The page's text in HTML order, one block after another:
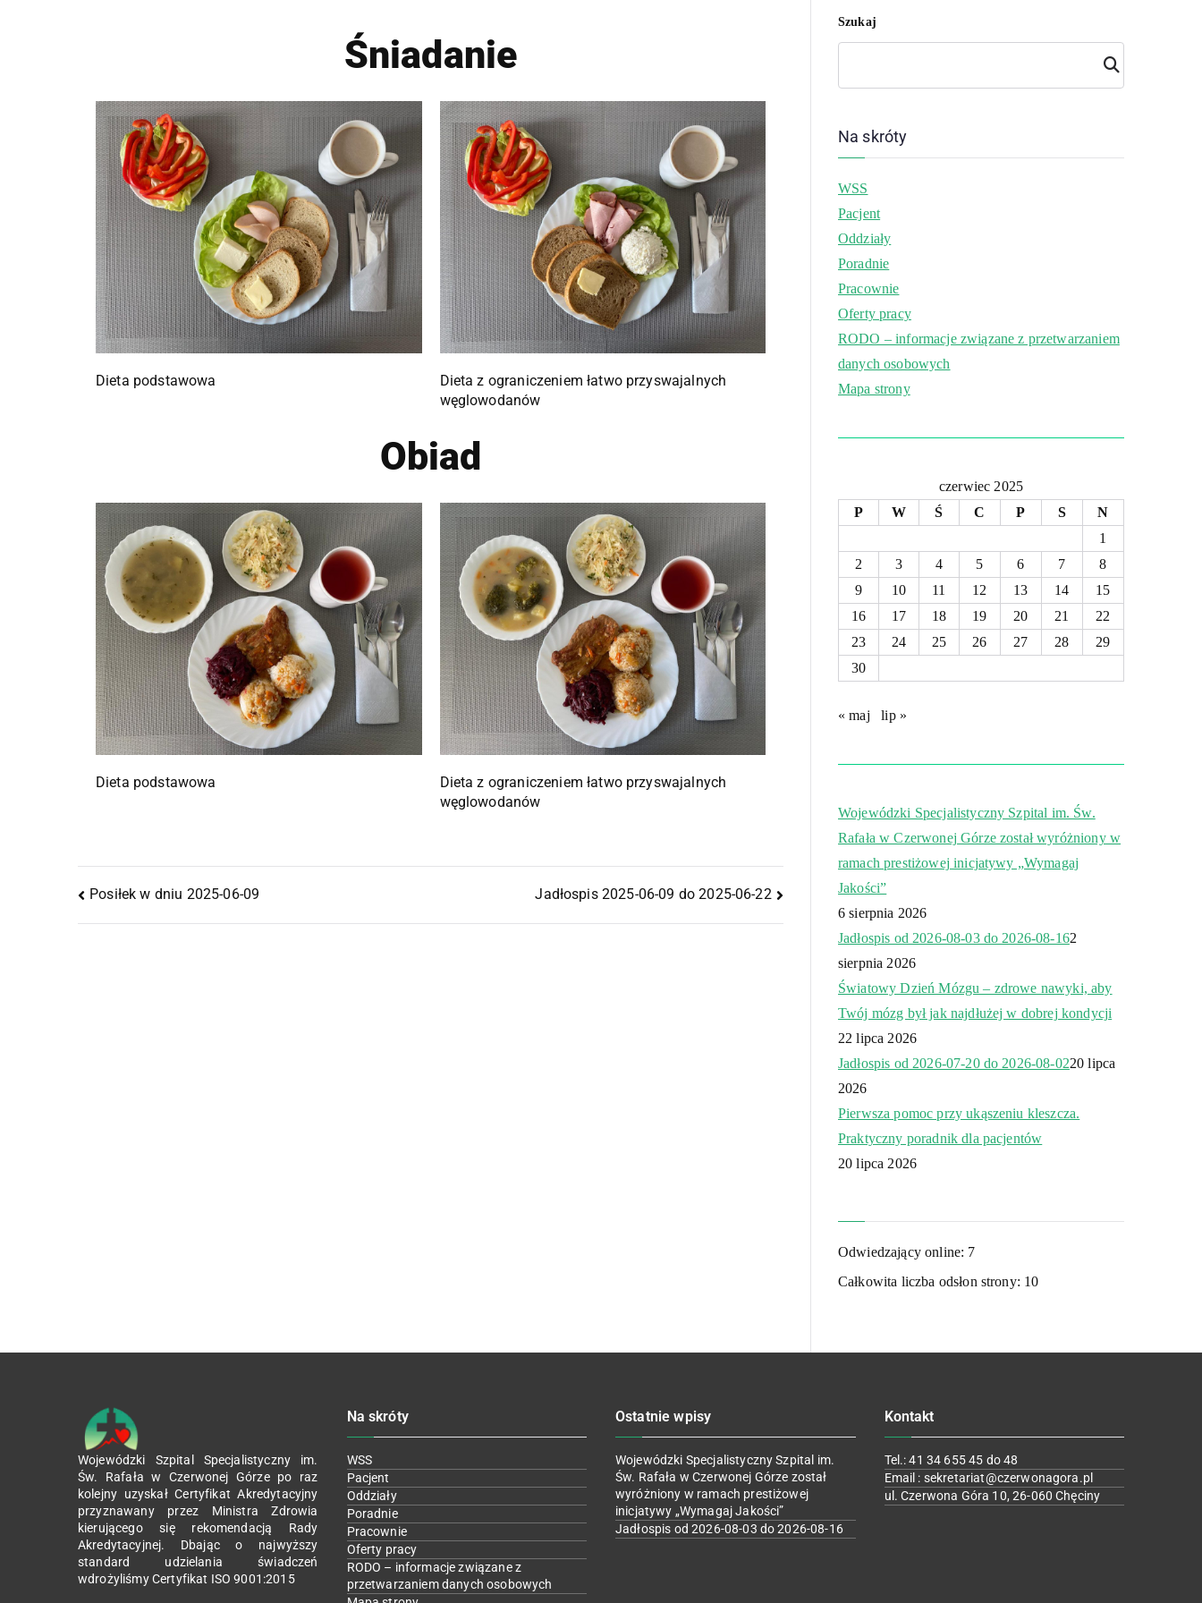
Śniadanie
Dieta podstawowa
Dieta z ograniczeniem łatwo przyswajalnych
węglowodanów
Obiad
Dieta podstawowa
Dieta z ograniczeniem łatwo przyswajalnych
węglowodanów
Posiłek w dniu 2025-06-09 Jadłospis 2025-06-09 do 2025-06-22
Szukaj
Szuk
aj
Na skróty
WSS
Pacjent
Oddziały
Poradnie
Pracownie
Oferty pracy
RODO – informacje związane z przetwarzaniem
danych osobowych
Mapa strony
czerwiec 2025
P
W Ś C P S
N
1
2
3 4 5 6 7
8
9
10 11 12 13 14
15
16
17 18 19 20 21
22
23
24 25 26 27 28
29
30
« maj lip »
Wojewódzki Specjalistyczny Szpital im. Św.
Rafała w Czerwonej Górze został wyróżniony w
ramach prestiżowej inicjatywy „Wymagaj
Jakości”
6 sierpnia 2026
Jadłospis od 2026-08-03 do 2026-08-162
sierpnia 2026
Światowy Dzień Mózgu – zdrowe nawyki, aby
Twój mózg był jak najdłużej w dobrej kondycji
22 lipca 2026
Jadłospis od 2026-07-20 do 2026-08-0220 lipca
2026
Pierwsza pomoc przy ukąszeniu kleszcza.
Praktyczny poradnik dla pacjentów
20 lipca 2026
Odwiedzający online: 7
Całkowita liczba odsłon strony: 10
Wojewódzki Szpital Specjalistyczny im.
Św. Rafała w Czerwonej Górze po raz
kolejny uzyskał Certyfikat Akredytacyjny
przyznawany przez Ministra Zdrowia
kierującego się rekomendacją Rady
Akredytacyjnej. Dbając o najwyższy
standard udzielania świadczeń
wdrożyliśmy Certyfikat ISO 9001:2015
Na skróty
WSS
Pacjent
Oddziały
Poradnie
Pracownie
Oferty pracy
RODO – informacje związane z
przetwarzaniem danych osobowych
Ostatnie wpisy
Wojewódzki Specjalistyczny Szpital im.
Św. Rafała w Czerwonej Górze został
wyróżniony w ramach prestiżowej
inicjatywy „Wymagaj Jakości”
Jadłospis od 2026-08-03 do 2026-08-16
Kontakt
Tel.: 41 34 655 45 do 48
Email : sekretariat@czerwonagora.pl
ul. Czerwona Góra 10, 26-060 Chęciny